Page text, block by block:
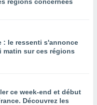
: le ressenti s'annonce
matin sur ces régions
ce week-end et début
Découvrez les